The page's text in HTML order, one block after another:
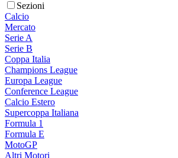
Sezioni
Calcio
Mercato
Serie A
Serie B
Coppa Italia
Champions League
Europa League
Conference League
Calcio Estero
Supercoppa Italiana
Formula 1
Formula E
MotoGP
Altri Motori